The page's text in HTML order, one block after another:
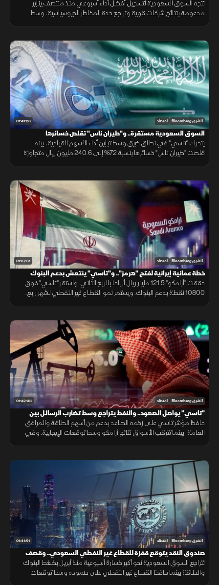
تتجه السوق السعودية لتسجيل أفضل أداء أسبوعي منذ منتصف يناير،
مدعومة بنتائج شركات قوية وتراجع حدة المخاطر الجيوسياسية، وسط
01:41:28 الشرق Bloomberg اقتصاد
السوق السعودية مستقرة.. و"طيران ناس" تقلص خسائرها
يتحرك "تاسي" في نطاق ضيق وسط تباين أداء الأسهم القيادية، بينما
قلصت "طيران ناس" خسائرها بنسبة 72% إلى 240.6 مليون ريال متجاوزة
01:37:31 الشرق Bloomberg اقتصاد
خطة عمانية إيرانية لفتح "هرمز".. و"تاسي" ينتعش بدعم البنوك
وأرباح "أرامكو"
حققت "أرامكو" 121.5 مليار ريال أرباحا بالربع الثاني. واستقر "تاسي" فوق
10800 نقطة بدعم البنوك. ويستمر نمو القطاع غير النفطي لشهر رابع.
01:42:38 الشرق Bloomberg اقتصاد
"تاسي" يواصل الصعود.. والنفط يتراجع وسط تضارب الرسائل بين
واشنطن وطهران
حافظ مؤشر تاسي على زخمه الصاعد بدعم من أسهم الطاقة والمرافق
العامة، بينما تترقب الأسواق نتائج أرامكو وسط توقعات الإيجابية. وفي
01:41:51 الشرق Bloomberg اقتصاد
صندوق النقد يتوقع قفزة للقطاع غير النفطي السعودي.. وقصف
أميركي على إيران
تتراجع السوق السعودية نحو أكبر خسارة أسبوعية منذ أبريل بضغط البنوك
والطاقة بينما حافظ القطاع غير النفطي على صموده وسط توقعات